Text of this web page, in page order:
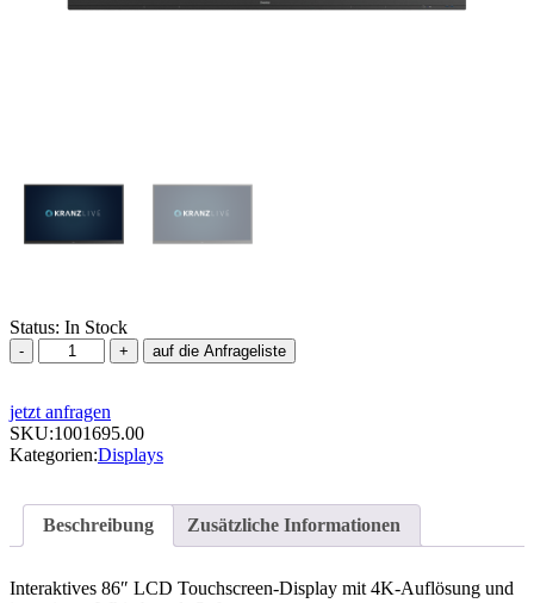
Status: In Stock
Display,
iiyama
TE8604MIS-
B3AG,
86
Menge
auf die Anfrageliste
jetzt anfragen
SKU:1001695.00
Kategorien:Displays
Beschreibung Zusätzliche Informationen
Interaktives 86″ LCD Touchscreen-Display mit 4K-Auflösung und